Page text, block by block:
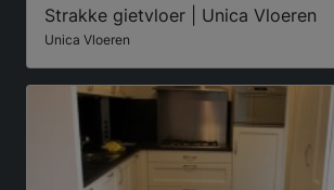
Strakke gietvloer | Unica Vloeren
Unica Vloeren